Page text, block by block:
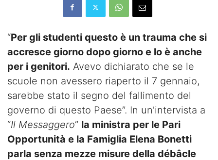
“Per gli studenti questo è un trauma che si
accresce giorno dopo giorno e lo è anche
per i genitori. Avevo dichiarato che se le
scuole non avessero riaperto il 7 gennaio,
sarebbe stato il segno del fallimento del
governo di questo Paese”. In un’intervista a
“Il Messaggero” la ministra per le Pari
Opportunità e la Famiglia Elena Bonetti
parla senza mezze misure della débâcle